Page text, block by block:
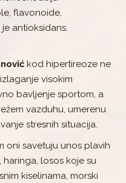
flavonoide,
antioksidans.
kod hipertireoze ne
visokim
bavljenje sportom, a
vazduhu, umerenu
stresnih situacija.
oni savetuju unos plavih
haringa, losos koje su
kiselinama, morski